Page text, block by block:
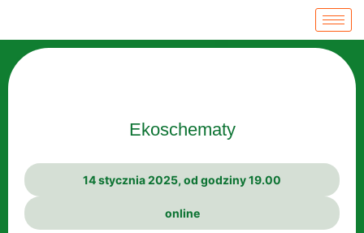
Ekoschematy
14 stycznia 2025, od godziny 19.00
online